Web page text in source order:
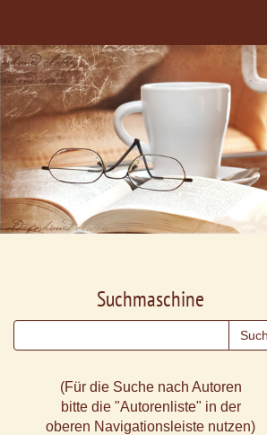
Suchmaschine
(Für die Suche nach Autoren
bitte die "Autorenliste" in der
oberen Navigationsleiste nutzen)